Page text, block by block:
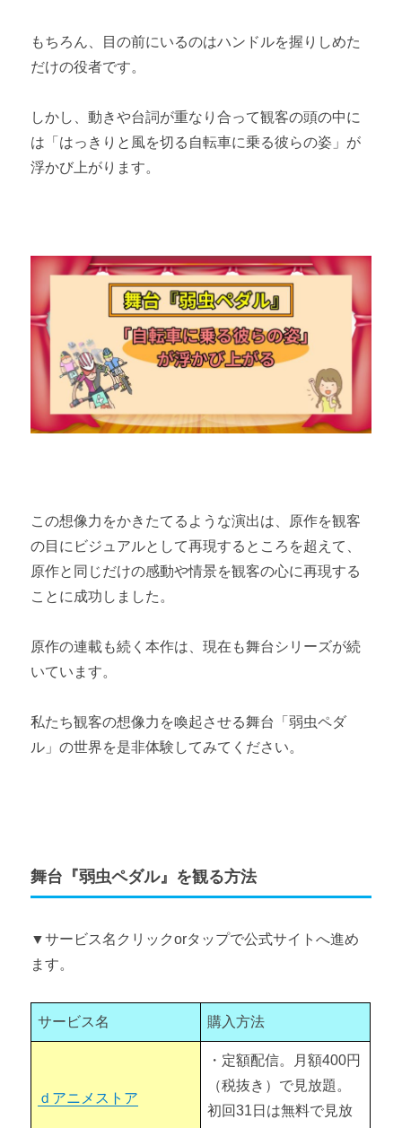
もちろん、目の前にいるのはハンドルを握りしめた
だけの役者です。
しかし、動きや台詞が重なり合って観客の頭の中に
は「はっきりと風を切る自転車に乗る彼らの姿」が
浮かび上がります。
この想像力をかきたてるような演出は、原作を観客
の目にビジュアルとして再現するところを超えて、
原作と同じだけの感動や情景を観客の心に再現する
ことに成功しました。
原作の連載も続く本作は、現在も舞台シリーズが続
いています。
私たち観客の想像力を喚起させる舞台「弱虫ペダ
ル」の世界を是非体験してみてください。
舞台『弱虫ペダル』を観る方法
▼サービス名クリックorタップで公式サイトへ進め
ます。
サービス名 購入方法
ｄアニメストア
・定額配信。月額400円
（税抜き）で見放題。
初回31日は無料で見放